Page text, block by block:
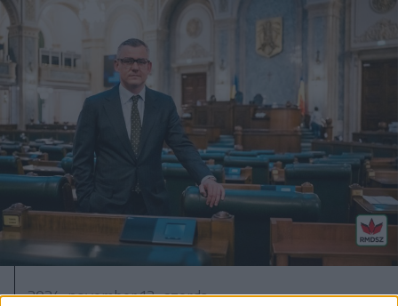
2024. november 13., szerda